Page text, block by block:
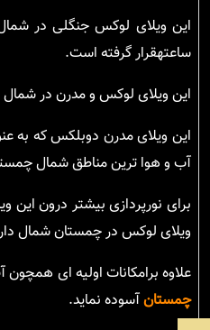
ساعتهقرار گرفته است.
این ویلای لوکس و مدرن در
این ویلای مدرن دوبلکس که به
آب و هوا ترین مناطق شمال
برای نورپردازی بیشتر درون
ویلای لوکس در چمستان شمال
علاوه برامکانات اولیه ای
چمستانآسوده نماید.